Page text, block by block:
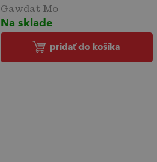
Gawdat Mo
Na sklade
pridať do košíka